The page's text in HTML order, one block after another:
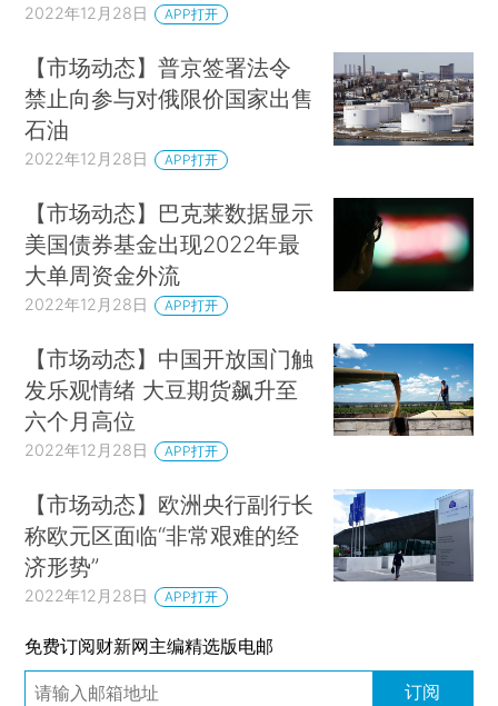
2022年12月28日 APP打开
【市场动态】普京签署法令
禁止向参与对俄限价国家出售
石油
2022年12月28日 APP打开
【市场动态】巴克莱数据显示
美国债券基金出现2022年最
大单周资金外流
2022年12月28日 APP打开
【市场动态】中国开放国门触
发乐观情绪 大豆期货飙升至
六个月高位
2022年12月28日 APP打开
【市场动态】欧洲央行副行长
称欧元区面临“非常艰难的经
济形势”
2022年12月28日 APP打开
免费订阅财新网主编精选版电邮
订阅